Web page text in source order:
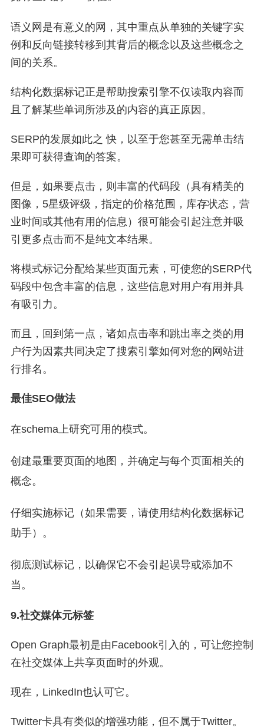
语义网是有意义的网，其中重点从单独的关键字实
例和反向链接转移到其背后的概念以及这些概念之
间的关系。
结构化数据标记正是帮助搜索引擎不仅读取内容而
且了解某些单词所涉及的内容的真正原因。
SERP的发展如此之 快，以至于您甚至无需单击结
果即可获得查询的答案。
但是，如果要点击，则丰富的代码段（具有精美的
图像，5星级评级，指定的价格范围，库存状态，营
业时间或其他有用的信息）很可能会引起注意并吸
引更多点击而不是纯文本结果。
将模式标记分配给某些页面元素，可使您的SERP代
码段中包含丰富的信息，这些信息对用户有用并具
有吸引力。
而且，回到第一点，诸如点击率和跳出率之类的用
户行为因素共同决定了搜索引擎如何对您的网站进
行排名。
最佳SEO做法
在schema上研究可用的模式。
创建最重要页面的地图，并确定与每个页面相关的
概念。
仔细实施标记（如果需要，请使用结构化数据标记
助手）。
彻底测试标记，以确保它不会引起误导或添加不
当。
9.社交媒体元标签
Open Graph最初是由Facebook引入的，可让您控制
在社交媒体上共享页面时的外观。
现在，LinkedIn也认可它。
Twitter卡具有类似的增强功能，但不属于Twitter。